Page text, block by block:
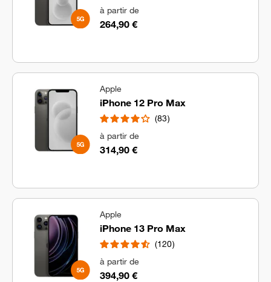
à partir de
264,90 €
Apple
iPhone 12 Pro Max
83
à partir de
314,90 €
Apple
iPhone 13 Pro Max
120
à partir de
394,90 €